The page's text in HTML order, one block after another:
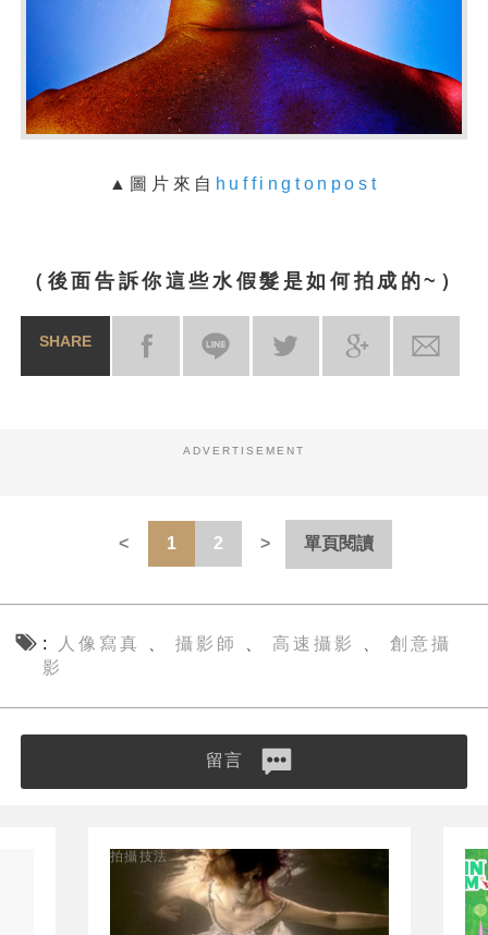
▲圖片來自 huffingtonpost
（後面告訴你這些水假髮是如何拍成的~）
SHARE
ADVERTISEMENT
1 2 單頁閱讀
人像寫真 、 攝影師 、 高速攝影 、 創意攝
影
留言
拍攝技法